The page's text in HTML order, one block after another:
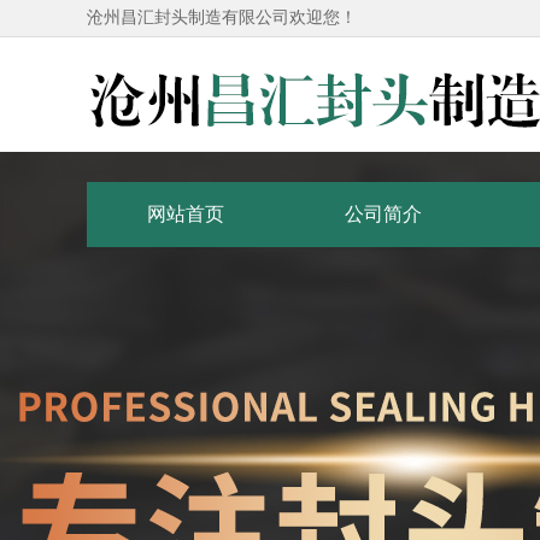
沧州昌汇封头制造有限公司欢迎您！
网站首页 公司简介